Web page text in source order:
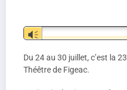
Lecteur
audio
Vm
Du 24 au 30 juillet, c’est la
Théêtre de Figeac.